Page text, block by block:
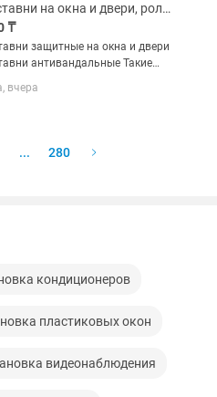
Рольставни на окна и двери, ролеты, пол ставни
₸
защитные на окна и двери
антивандальные Такие
- обеспечивают
вчера
... 280
кондиционеров
пластиковых окон
видеонаблюдения